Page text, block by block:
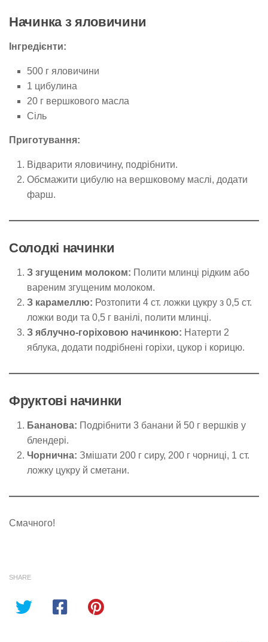
Начинка з яловичини
Інгредієнти:
500 г яловичини
1 цибулина
20 г вершкового масла
Сіль
Приготування:
Відварити яловичину, подрібнити.
Обсмажити цибулю на вершковому маслі, додати
фарш.
Солодкі начинки
З згущеним молоком: Полити млинці рідким або
вареним згущеним молоком.
З карамеллю: Розтопити 4 ст. ложки цукру з 0,5 ст.
ложки води та 0,5 г ванілі, полити млинці.
З яблучно-горіховою начинкою: Натерти 2
яблука, додати подрібнені горіхи, цукор і корицю.
Фруктові начинки
Бананова: Подрібнити 3 банани й 50 г вершків у
блендері.
Чорнична: Змішати 200 г сиру, 200 г чорниці, 1 ст.
ложку цукру й сметани.
Смачного!
SHARE